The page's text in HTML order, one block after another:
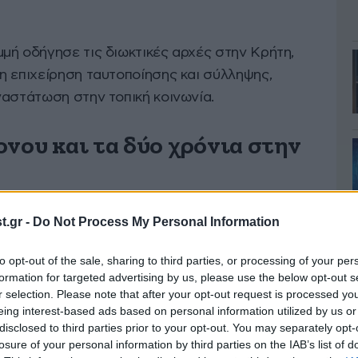
- Do Not Process My Personal Information
opt-out of the sale, sharing to third parties, or processing of your
for targeted advertising by us, please use the below opt-out
selection. Please note that after your opt-out request is processed
interest-based ads based on personal information utilized by us
to third parties prior to your opt-out. You may separately
of your personal information by third parties on the IAB’s list of
οδήγησε τις διωκτικές αρχές στην Κρήτη,
ταυτοποίησης και σύλληψης,
στην τοπική κοινωνία.
και τα δύο χρόνια στην
απασχολούνταν ως εργαζόμενος σε
Δεν είχε συγγενείς στο νησί, ενώ οι τοπικές
του ήταν εντελώς συμβατική και δεν είχε
που τον συναναστρέφονταν.
ψηφιακά πειστήρια